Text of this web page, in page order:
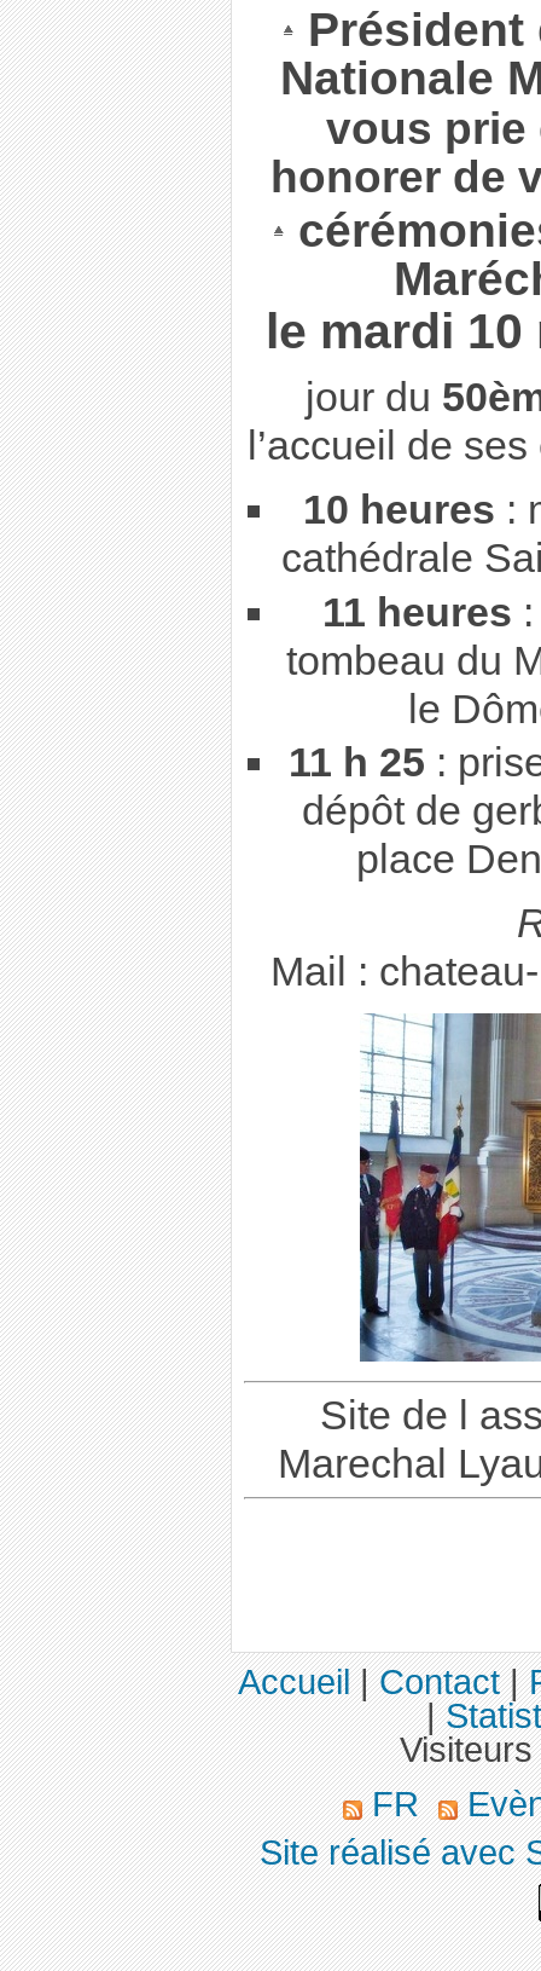
Président
Nationale
vous prie
honorer de
le mardi 10
jour du
l’accueil de
10 heures :
cathédrale
11 heures
tombeau du
le
11 h 25 :
dépôt de
place
Mail :
Site de l
Marechal
Accueil|Contact|
|
FR
Site réalisé avec